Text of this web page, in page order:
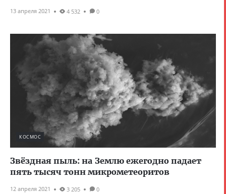
13 апреля 2021 4 532 0
КОСМОС
Звёздная пыль: на Землю ежегодно падает
пять тысяч тонн микрометеоритов
12 апреля 2021 3 205 0